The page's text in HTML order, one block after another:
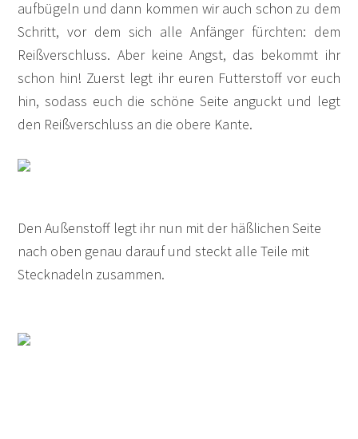
aufbügeln und dann kommen wir auch schon zu dem
Schritt, vor dem sich alle Anfänger fürchten: dem
Reißverschluss. Aber keine Angst, das bekommt ihr
schon hin! Zuerst legt ihr euren Futterstoff vor euch
hin, sodass euch die schöne Seite anguckt und legt
den Reißverschluss an die obere Kante.
Den Außenstoff legt ihr nun mit der häßlichen Seite
nach oben genau darauf und steckt alle Teile mit
Stecknadeln zusammen.